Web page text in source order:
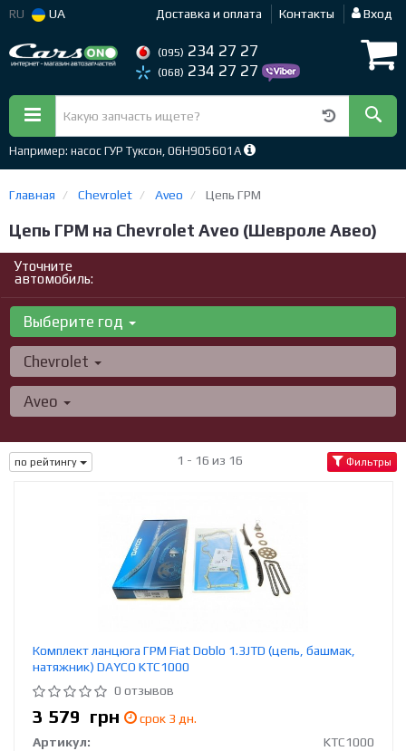
RU UA Доставка и оплата Контакты Вход
(095) 234 27 27
(068) 234 27 27
Например: насос ГУР Туксон, 06H905601A
Главная Chevrolet Aveo Цепь ГРМ
Цепь ГРМ на Chevrolet Aveo (Шевроле Авео)
Уточните
автомобиль:
Выберите год
Chevrolet
Aveo
по рейтингу 1 - 16 из 16 Фильтры
Комплект ланцюга ГРМ Fiat Doblo 1.3JTD (цепь, башмак,
натяжник) DAYCO KTC1000
0 отзывов
3 579 грн
срок 3 дн.
Артикул:
KTC1000